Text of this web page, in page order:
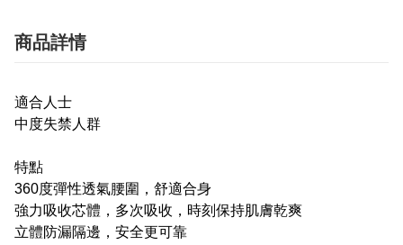
商品詳情
適合人士
中度失禁人群
特點
360度彈性透氣腰圍，舒適合身
強力吸收芯體，多次吸收，時刻保持肌膚乾爽
立體防漏隔邊，安全更可靠